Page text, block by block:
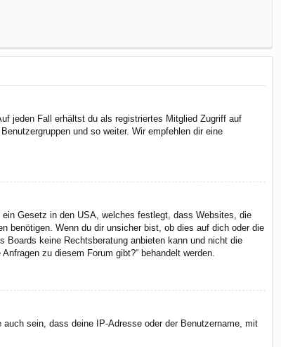
jeden Fall erhältst du als registriertes Mitglied Zugriff auf
und so weiter. Wir empfehlen dir eine
Gesetz in den USA, welches festlegt, dass Websites, die
benötigen. Wenn du dir unsicher bist, ob dies auf dich oder die
keine Rechtsberatung anbieten kann und nicht die
zu diesem Forum gibt?“ behandelt werden.
sein, dass deine IP-Adresse oder der Benutzername, mit